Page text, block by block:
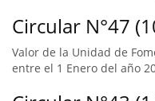
Circular N°47
Valor de la Unidad de
entre el 1 Enero del año